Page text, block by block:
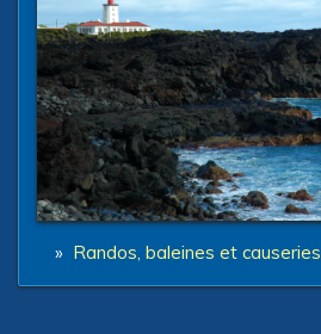
» Randos, baleines et causeries